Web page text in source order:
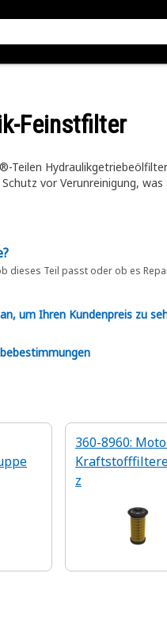
Feinstfilter
Teilen
vor Verunreinigung,
dieses Teil passt oder ob es
um Ihren Kundenpreis zu
360-8960:
z